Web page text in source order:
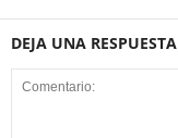
DEJA UNA RESPUESTA